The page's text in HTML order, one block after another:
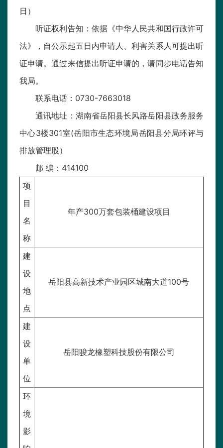
日）
听证权利告知：依据《中华人民共和国行政许可
法》，自公示起五日内申请人、利害关系人可提出听
证申请。通过来信提出听证申请的，请同步电话告知
我局。
联系电话：0730-7663018
通讯地址：湖南省岳阳县长风路岳阳县政务服务
中心3楼301室(岳阳市生态环境局岳阳县分局环评与
排放管理股）
邮 编：414100
项
目
名
称
年产300万套包装桶建设项目
建
设
地
点
岳阳县高新技术产业园区城南大道100号
建
设
单
位
岳阳骏龙橡塑科技股份有限公司
环
境
影